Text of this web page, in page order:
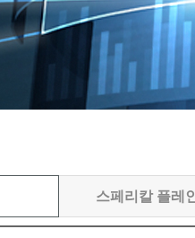
스페리칼 플레인